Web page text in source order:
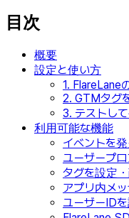
目次
概要
設定と使い方
1. FlareLane
2. GTMタグ
3. テストし
利用可能な機能
イベントを
ユーザープ
タグを設定
アプリ内メ
ユーザーID